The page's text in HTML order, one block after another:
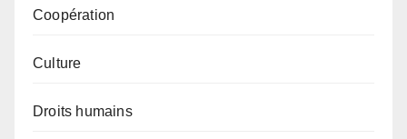
Coopération
Culture
Droits humains